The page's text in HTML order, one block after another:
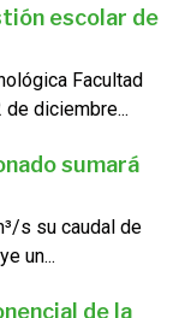
escolar de
Facultad
de diciembre...
sumará
s su caudal de
un...
de la